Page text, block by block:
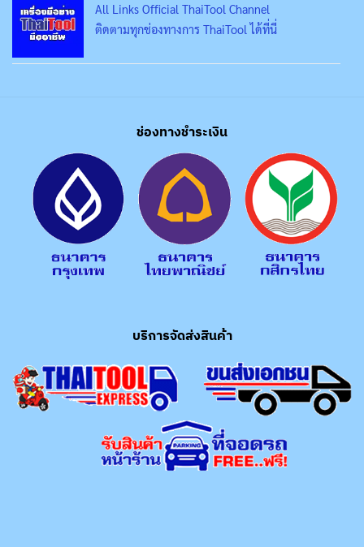
All Links Official ThaiTool Channel
ติดตามทุกช่องทางการ ThaiTool ได้ที่นี่
ช่องทางชำระเงิน
บริการจัดส่งสินค้า